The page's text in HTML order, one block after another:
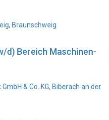
Braunschweig
d) Bereich Maschinen-
& Co. KG, Biberach an der